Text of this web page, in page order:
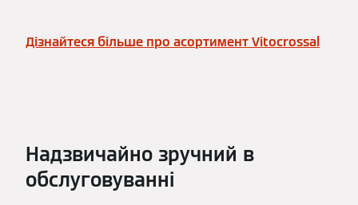
Дізнайтеся більше про асортимент Vitocrossal
Надзвичайно зручний в
обслуговуванні